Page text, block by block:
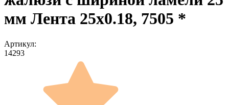
мм Лента 25x0.18, 7505 *
Артикул:
14293